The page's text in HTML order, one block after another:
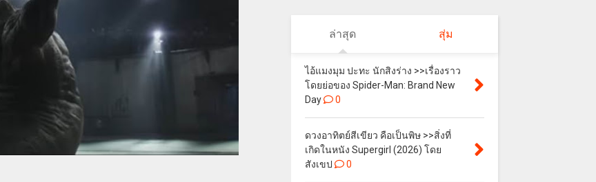
ล่าสุด สุ่ม
ไอ้แมงมุม ปะทะ นักสิงร่าง >>เรื่องราว
โดยย่อของ Spider-Man: Brand New
Day
0
ดวงอาทิตย์สีเขียว คือเป็นพิษ >>สิ่งที่
เกิดในหนัง Supergirl (2026) โดย
สังเขป
0